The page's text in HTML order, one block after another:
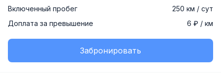
Включенный пробег
250 км / сут
Доплата за превышение
6 ₽ / км
Забронировать